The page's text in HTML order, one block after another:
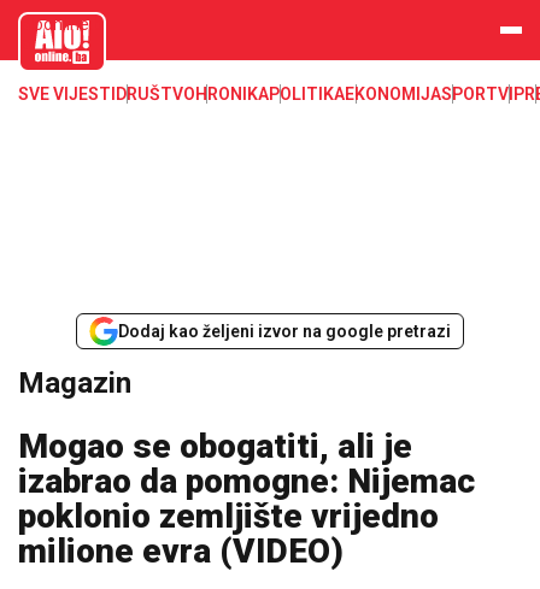
aloonline.b
SVE VIJESTI DRUŠTVOHRONIKAPOLITIKAEKONOMIJASPORTVIP
Dodaj kao željeni izvor na google pretrazi
Magazin
Mogao se obogatiti, ali je
izabrao da pomogne: Nijemac
poklonio zemljište vrijedno
milione evra (VIDEO)